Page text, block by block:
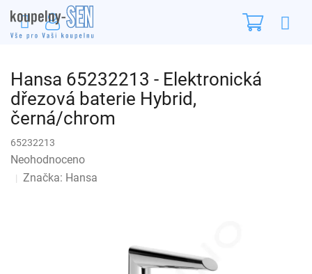
na
obsah
Hansa 65232213 - Elektronická
dřezová baterie Hybrid,
černá/chrom
65232213
Průměrné
hodnocení
Neohodnoceno
Značka: Hansa